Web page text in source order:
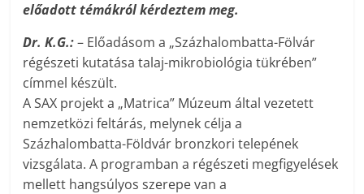
előadott témákról kérdeztem meg.
Dr. K.G.:– Előadásom a „Százhalombatta-Fölvár
régészeti kutatása talaj-mikrobiológia tükrében”
címmel készült.
A SAX projekt a „Matrica” Múzeum által vezetett
nemzetközi feltárás, melynek célja a
Százhalombatta-Földvár bronzkori telepének
vizsgálata. A programban a régészeti megfigyelések
mellett hangsúlyos szerepe van a